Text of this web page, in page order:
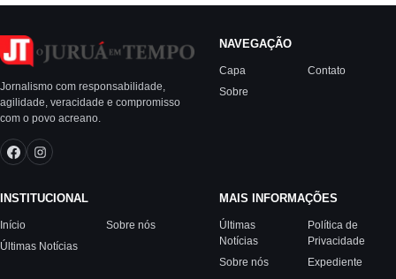
Jornalismo com responsabilidade,
agilidade, veracidade e compromisso
com o povo acreano.
NAVEGAÇÃO
Capa
Sobre
Contato
INSTITUCIONAL
Início
Últimas Notícias
Sobre nós
MAIS INFORMAÇÕES
Últimas
Notícias
Sobre nós
Política de
Privacidade
Expediente